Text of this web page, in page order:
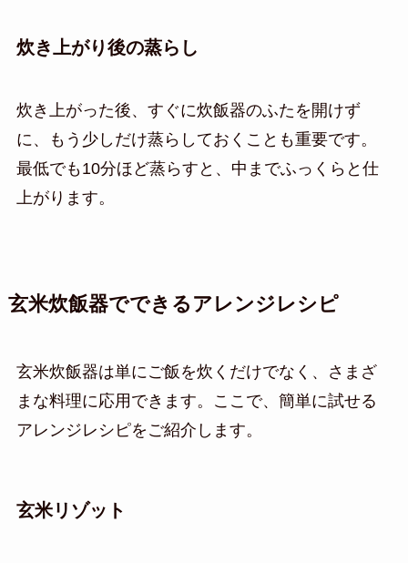
炊き上がり後の蒸らし
炊き上がった後、すぐに炊飯器のふたを開けず
に、もう少しだけ蒸らしておくことも重要です。
最低でも10分ほど蒸らすと、中までふっくらと仕
上がります。
玄米炊飯器でできるアレンジレシピ
玄米炊飯器は単にご飯を炊くだけでなく、さまざ
まな料理に応用できます。ここで、簡単に試せる
アレンジレシピをご紹介します。
玄米リゾット